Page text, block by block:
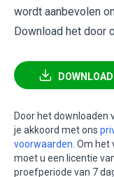
wordt aanbevolen
Download het door
Door het downloaden
je akkoord met ons
voorwaarden. Om het
moet u een licentie
proefperiode van 7